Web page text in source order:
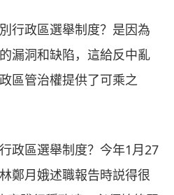
政區選舉制度？是因為
漏洞和缺陷，這給反中亂
區管治權提供了可乘之
區選舉制度？今年1月27
鄭月娥述職報告時説得很